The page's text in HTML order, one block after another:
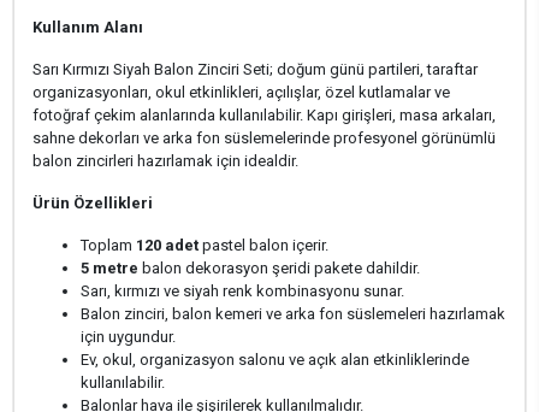
Kullanım Alanı
Sarı Kırmızı Siyah Balon Zinciri Seti; doğum günü partileri, taraftar
organizasyonları, okul etkinlikleri, açılışlar, özel kutlamalar ve
fotoğraf çekim alanlarında kullanılabilir. Kapı girişleri, masa arkaları,
sahne dekorları ve arka fon süslemelerinde profesyonel görünümlü
balon zincirleri hazırlamak için idealdir.
Ürün Özellikleri
Toplam 120 adet pastel balon içerir.
5 metre balon dekorasyon şeridi pakete dahildir.
Sarı, kırmızı ve siyah renk kombinasyonu sunar.
Balon zinciri, balon kemeri ve arka fon süslemeleri hazırlamak
için uygundur.
Ev, okul, organizasyon salonu ve açık alan etkinliklerinde
kullanılabilir.
Balonlar hava ile şişirilerek kullanılmalıdır.